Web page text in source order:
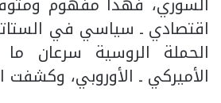
اقتصادي ـ سياسي في
الحملة الروسية سرعان
الأميركي ـ الأوروبي، وكشفت